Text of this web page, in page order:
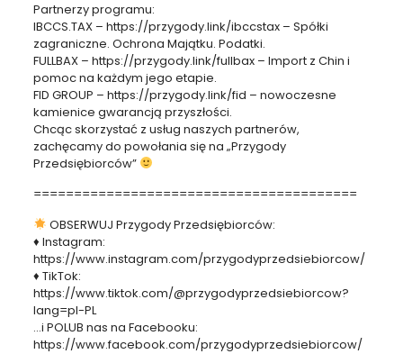
Partnerzy programu:
IBCCS.TAX – https://przygody.link/ibccstax – Spółki
zagraniczne. Ochrona Majątku. Podatki.
FULLBAX – https://przygody.link/fullbax – Import z Chin i
pomoc na każdym jego etapie.
FID GROUP – https://przygody.link/fid – nowoczesne
kamienice gwarancją przyszłości.
Chcąc skorzystać z usług naszych partnerów,
zachęcamy do powołania się na „Przygody
Przedsiębiorców”
========================================
OBSERWUJ Przygody Przedsiębiorców:
♦ Instagram:
https://www.instagram.com/przygodyprzedsiebiorcow/
♦ TikTok:
https://www.tiktok.com/@przygodyprzedsiebiorcow?
lang=pl-PL
…i POLUB nas na Facebooku:
https://www.facebook.com/przygodyprzedsiebiorcow/